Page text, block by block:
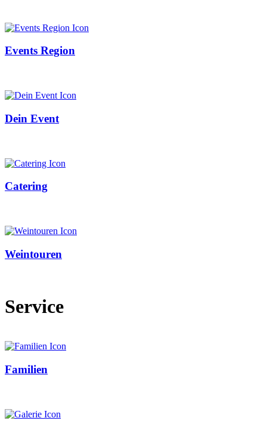
Events Region
Dein Event
Catering
Weintouren
Service
Familien